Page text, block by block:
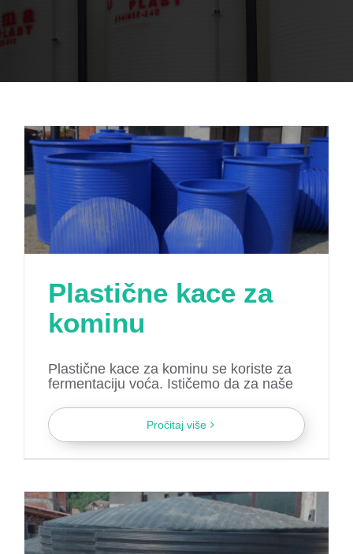
Plastične kace za
kominu
Plastične kace za kominu se koriste za
fermentaciju voća. Ističemo da za naše
Pročitaj više